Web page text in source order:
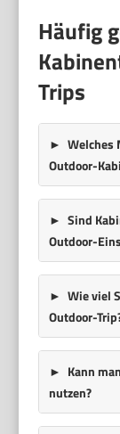
Häufig
Trips
Welches
Outdoor-
Sind
Outdoor-
Wie viel
Outdoor-
Kann
nutzen?